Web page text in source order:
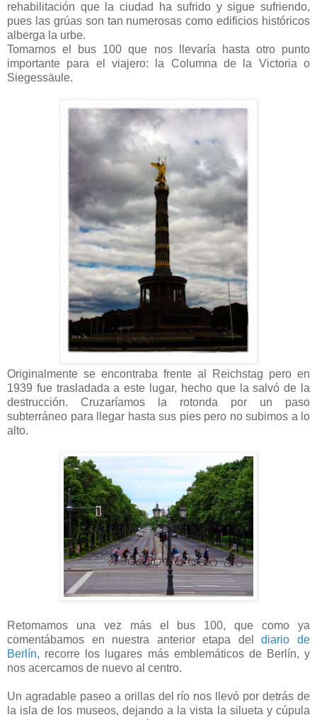
rehabilitación que la ciudad ha sufrido y sigue sufriendo,
pues las grúas son tan numerosas como edificios históricos
alberga la urbe.
Tomamos el bus 100 que nos llevaría hasta otro punto
importante para el viajero: la Columna de la Victoria o
Siegessäule.
Originalmente se encontraba frente al Reichstag pero en
1939 fue trasladada a este lugar, hecho que la salvó de la
destrucción. Cruzaríamos la rotonda por un paso
subterráneo para llegar hasta sus pies pero no subimos a lo
alto.
Retomamos una vez más el bus 100, que como ya
comentábamos en nuestra anterior etapa deldiario de
Berlín, recorre los lugares más emblemáticos de Berlín, y
nos acercamos de nuevo al centro.
Un agradable paseo a orillas del río nos llevó por detrás de
la isla de los museos, dejando a la vista la silueta y cúpula